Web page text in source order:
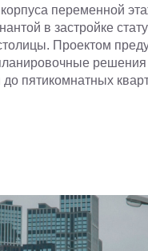
переменной
в застройке
Проектом
решения
до пятикомнатных